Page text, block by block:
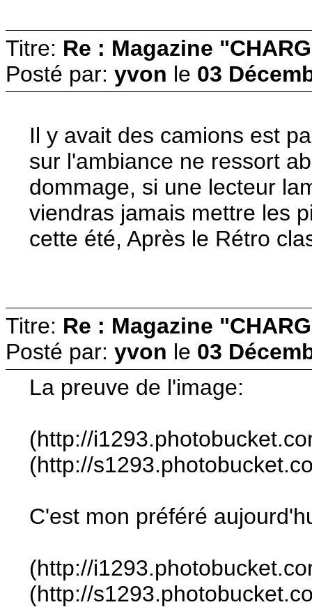
Titre: Re : Magazine
Posté par: yvon le 03
Il y avait des camions est
sur l'ambiance ne ressort
dommage, si une lecteur
viendras jamais mettre les
cette été, Après le Rétro
Titre: Re : Magazine
Posté par: yvon le 03
La preuve de l'image:
(http://
(http://
C'est mon préféré
(http://
(http://